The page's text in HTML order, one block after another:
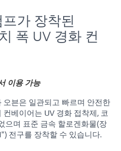
가 장착된
폭 UV 경화 컨
이용 가능
오븐은 일관되고 빠르며 안전한
베이어는 UV 경화 접착제, 코
으며 표준 금속 할로겐화물(장
전구를 장착할 수 있습니다.